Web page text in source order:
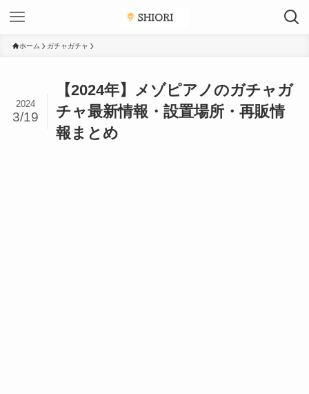
ホーム ガチャガチャ
【2024年】メゾピアノのガチャガ
チャ最新情報・設置場所・再販情
報まとめ
2024
3/19